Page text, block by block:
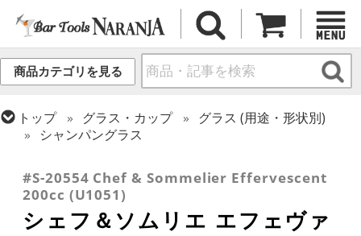
商品カテゴリを見る
トップ グラス・カップ
グラス (用途・形状別)
シャンパングラス
シェフ＆ソムリエ
#S-20554 Chef & Sommelier Effervescent
200cc (U1051)
シェフ＆ソムリエ エフェヴァ